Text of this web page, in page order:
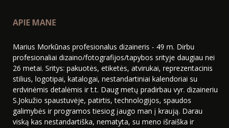
APIE MANE
Marius Morkūnas profesionalus dizaineris - 49 m. Dirbu
profesionaliai dizaino/fotografijos/tapybos srityje daugiau nei
26 metai. Sritys: pakuotės, etiketės, atvirukai, reprezentacinis
stilius, logotipai, katalogai, nestandartiniai kalendoriai su
erdvinėmis detalėmis ir t.t. Daug metų pradirbau vyr. dizaineriu
S.Jokužio spaustuvėje, patirtis, technologijos, spaudos
galimybės ir programos tiesiog įaugo man į kraują. Darau
viską kas nestandartiška, nematyta, su meno išraiška ir